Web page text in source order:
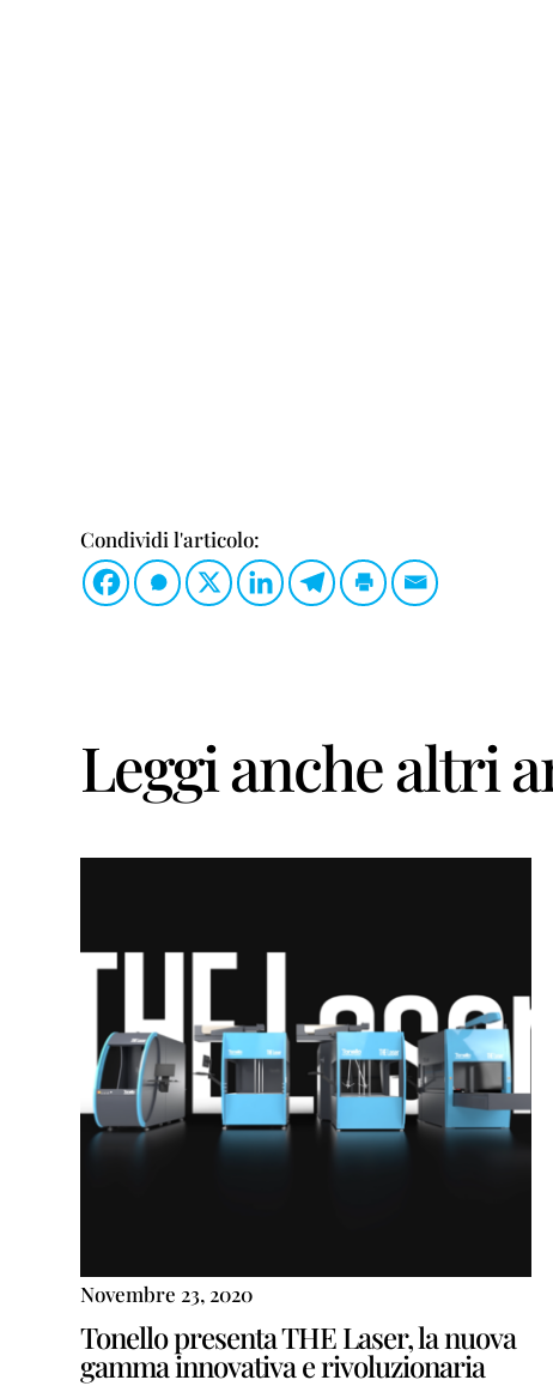
Condividi l'articolo:
Leggi anche altri
Novembre 23, 2020
Tonello presenta THE Laser, la nuova
gamma innovativa e rivoluzionaria